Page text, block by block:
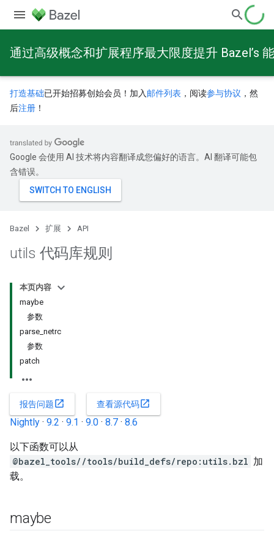
通过高级概念和扩展程序最大限度提升 Bazel’s
打造基础已开始招募创始会员！加入 邮件列表 ，阅读参与协议 ，然
后注册 ！
Google 会使用 AI 技术将内容翻译成您偏好的语言。AI 翻译可能包
含错误。
Bazel 扩展 API
utils 代码库规则
本页内容
maybe
参数
parse_netrc
参数
patch
报告问题open_in_new 查看源代码open_in_new
Nightly · 9.2 · 9.1 · 9.0 · 8.7 · 8.6
以下函数可以从
@bazel_tools//tools/build_defs/repo:utils.bzl 加
载。
maybe